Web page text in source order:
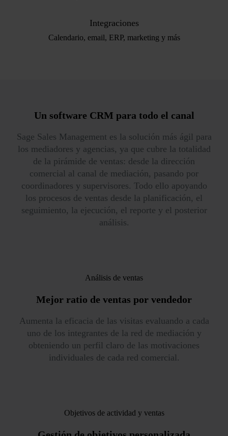
Integraciones
Calendario, email, ERP, marketing y más
Un software CRM para todo el canal
Sage Sales Management es la solución más ágil para
los mediadores y agencias, ya que cubre la totalidad
de la pirámide de ventas: desde la dirección
comercial al canal de mediación, pasando por
coordinadores y supervisores. Todo ello apoyando
los procesos de ventas desde la planificación, el
seguimiento, la ejecución, el reporte y el posterior
análisis.
Análisis de ventas
Mejor ratio de ventas por vendedor
Aumenta la eficacia de las visitas evaluando a cada
uno de los integrantes de la red de mediación y
obteniendo un perfil claro de las motivaciones
individuales de cada red comercial.
Objetivos de actividad y ventas